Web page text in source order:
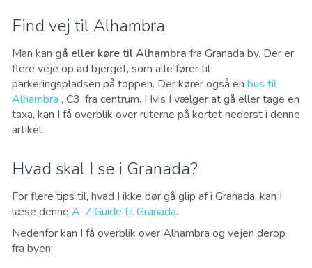
Find vej til Alhambra
Man kan gå eller køre til Alhambra fra Granada by. Der er
flere veje op ad bjerget, som alle fører til
parkeringspladsen på toppen. Der kører også en bus til
Alhambra , C3, fra centrum. Hvis I vælger at gå eller tage en
taxa, kan I få overblik over ruterne på kortet nederst i denne
artikel.
Hvad skal I se i Granada?
For flere tips til, hvad I ikke bør gå glip af i Granada, kan I
læse denne A-Z Guide til Granada.
Nedenfor kan I få overblik over Alhambra og vejen derop
fra byen: